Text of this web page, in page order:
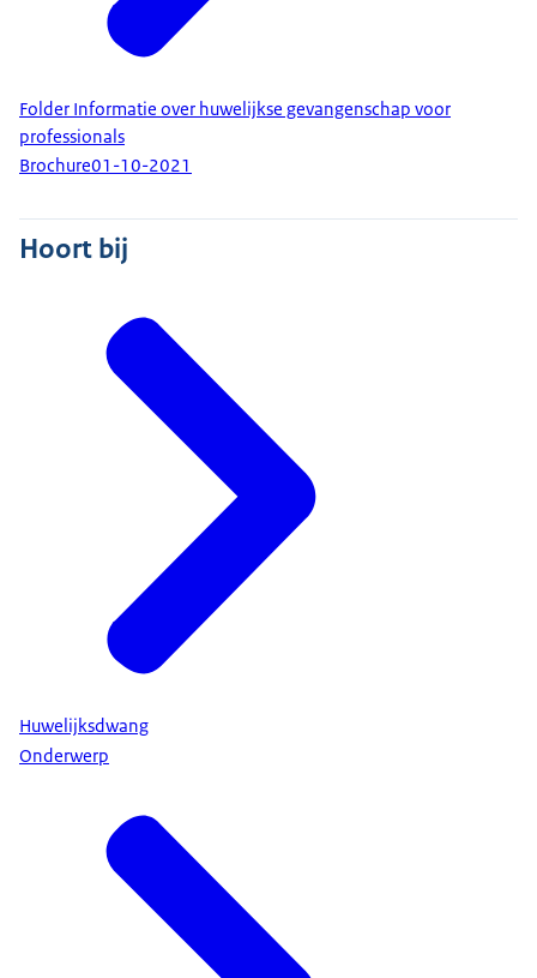
Folder Informatie over huwelijkse gevangenschap voor
professionals
Brochure01-10-2021
Hoort bij
Huwelijksdwang
Onderwerp